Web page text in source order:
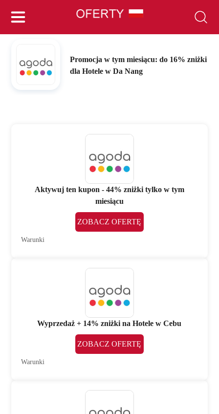
Promocja w tym miesiącu: do 16% zniżki
dla Hotele w Da Nang
Aktywuj ten kupon - 44% zniżki tylko w tym
miesiącu
ZOBACZ OFERTĘ
Warunki
Wyprzedaż + 14% zniżki na Hotele w Cebu
ZOBACZ OFERTĘ
Warunki